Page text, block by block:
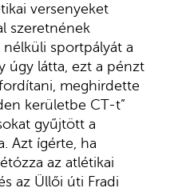
versenyeket
szeretnének
sportpályát a
úgy látta, ezt a pénzt
meghirdette
kerületbe CT-t”
gyűjtött a
Azt ígérte, ha
az atlétikai
az Üllői úti Fradi